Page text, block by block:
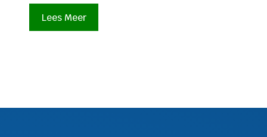
Lees Meer